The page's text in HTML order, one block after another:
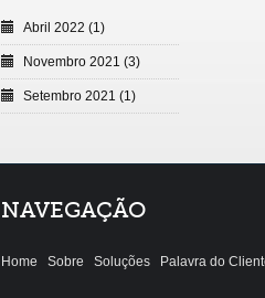
Abril 2022 (1)
Novembro 2021 (3)
Setembro 2021 (1)
NAVEGAÇÃO
Home Sobre Soluções Palavra do